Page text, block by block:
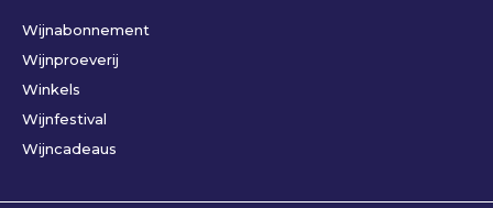
Wijnabonnement
Wijnproeverij
Winkels
Wijnfestival
Wijncadeaus